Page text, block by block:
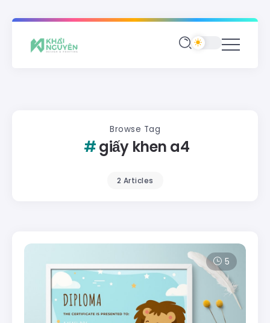
Browse Tag
giấy khen a4
2 Articles
5